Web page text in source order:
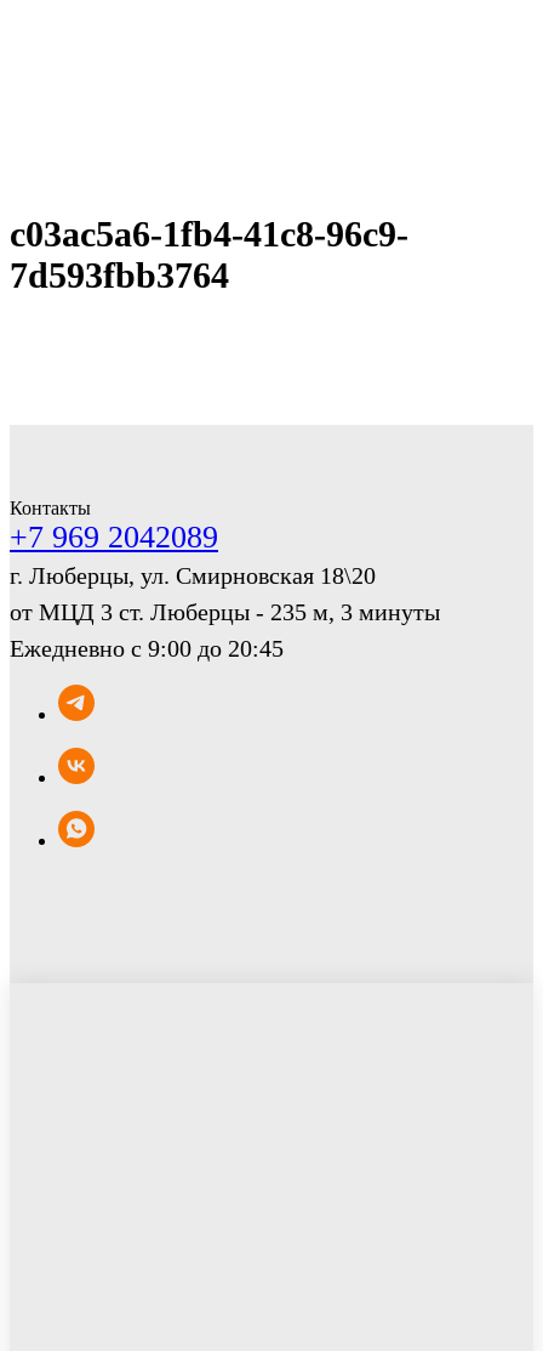
c03ac5a6-1fb4-41c8-96c9-
7d593fbb3764
Контакты
+7 969 2042089
г. Люберцы, ул. Смирновская 18\20
от МЦД 3 ст. Люберцы - 235 м, 3 минуты
Ежедневно с 9:00 до 20:45